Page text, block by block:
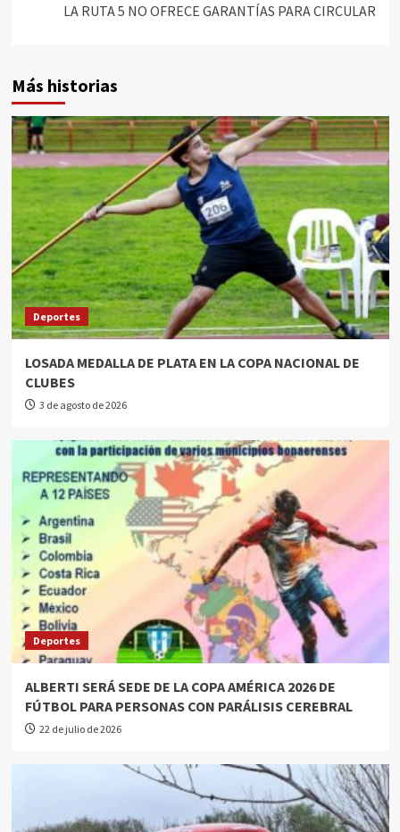
LA RUTA 5 NO OFRECE GARANTÍAS PARA CIRCULAR
Más historias
Deportes
LOSADA MEDALLA DE PLATA EN LA COPA NACIONAL DE
CLUBES
3 de agosto de 2026
Deportes
ALBERTI SERÁ SEDE DE LA COPA AMÉRICA 2026 DE
FÚTBOL PARA PERSONAS CON PARÁLISIS CEREBRAL
22 de julio de 2026